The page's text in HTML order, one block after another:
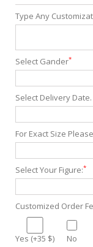
Type Any
Select Gander*
Select Delivery
For Exact Size
Select Your Figure:*
Customized Order
Yes (+35 $) No